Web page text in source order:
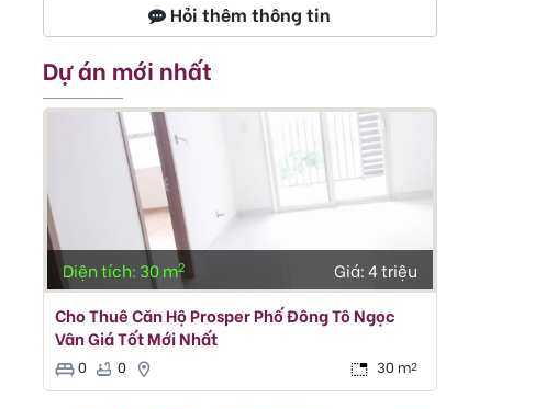
Hỏi thêm thông tin
Dự án mới nhất
Diện tích: 30 m2 Giá:4 triệu
Cho Thuê Căn Hộ Prosper Phố Đông Tô Ngọc
Vân Giá Tốt Mới Nhất
0 0 30 m2